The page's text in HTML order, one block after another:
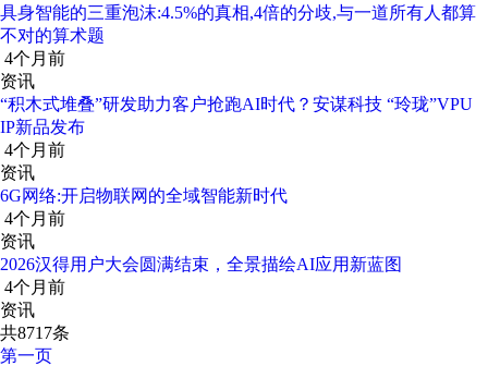
具身智能的三重泡沫:4.5%的真相,4倍的分歧,与一道所有人都算
不对的算术题
4个月前
资讯
“积木式堆叠”研发助力客户抢跑AI时代？安谋科技 “玲珑”VPU
IP新品发布
4个月前
资讯
6G网络:开启物联网的全域智能新时代
4个月前
资讯
2026汉得用户大会圆满结束，全景描绘AI应用新蓝图
4个月前
资讯
共8717条
第一页